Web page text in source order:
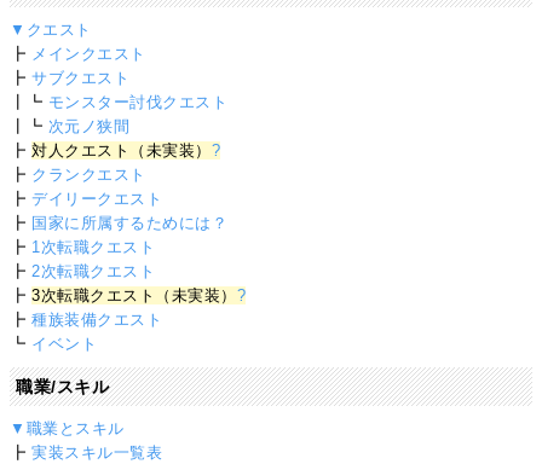
▼クエスト
┣ メインクエスト
┣サブクエスト
┃┗ モンスター討伐クエスト
┃┗ 次元ノ狭間
┣対人クエスト（未実装） ?
┣ クランクエスト
┣デイリークエスト
┣ 国家に所属するためには？
┣ 1次転職クエスト
┣2次転職クエスト
┣3次転職クエスト（未実装） ?
┣種族装備クエスト
┗ イベント
職業/スキル
▼職業とスキル
┣実装スキル一覧表